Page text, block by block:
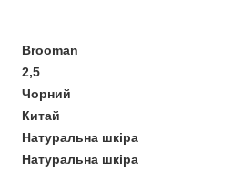
Brooman
2,5
Чорний
Китай
Натуральна шкіра
Натуральна шкіра